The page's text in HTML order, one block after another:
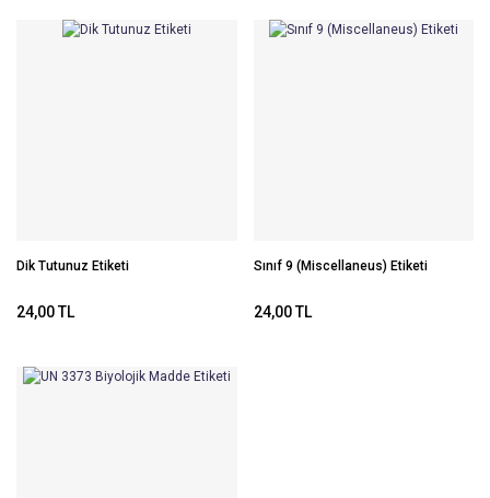
Dik Tutunuz Etiketi
24,00 TL
Sınıf 9 (Miscellaneus) Etiketi
24,00 TL